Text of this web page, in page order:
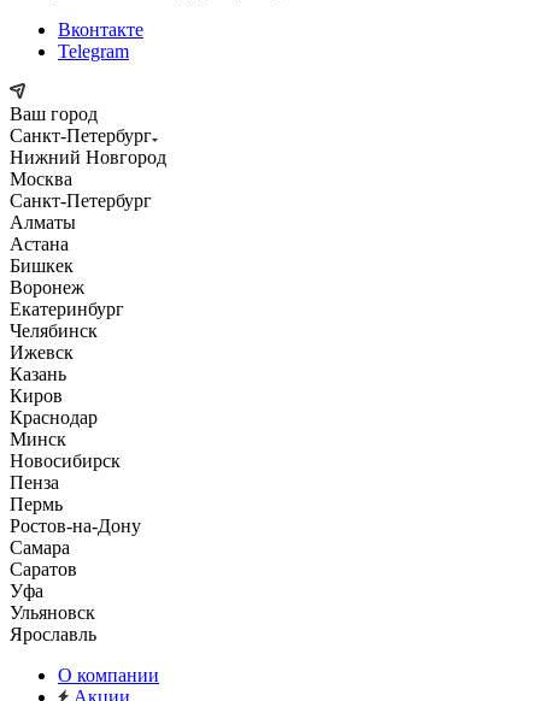
Вконтакте
Telegram
Ваш город
Санкт-Петербург
Нижний Новгород
Москва
Санкт-Петербург
Алматы
Астана
Бишкек
Воронеж
Екатеринбург
Челябинск
Ижевск
Казань
Киров
Краснодар
Минск
Новосибирск
Пенза
Пермь
Ростов-на-Дону
Самара
Саратов
Уфа
Ульяновск
Ярославль
О компании
Акции